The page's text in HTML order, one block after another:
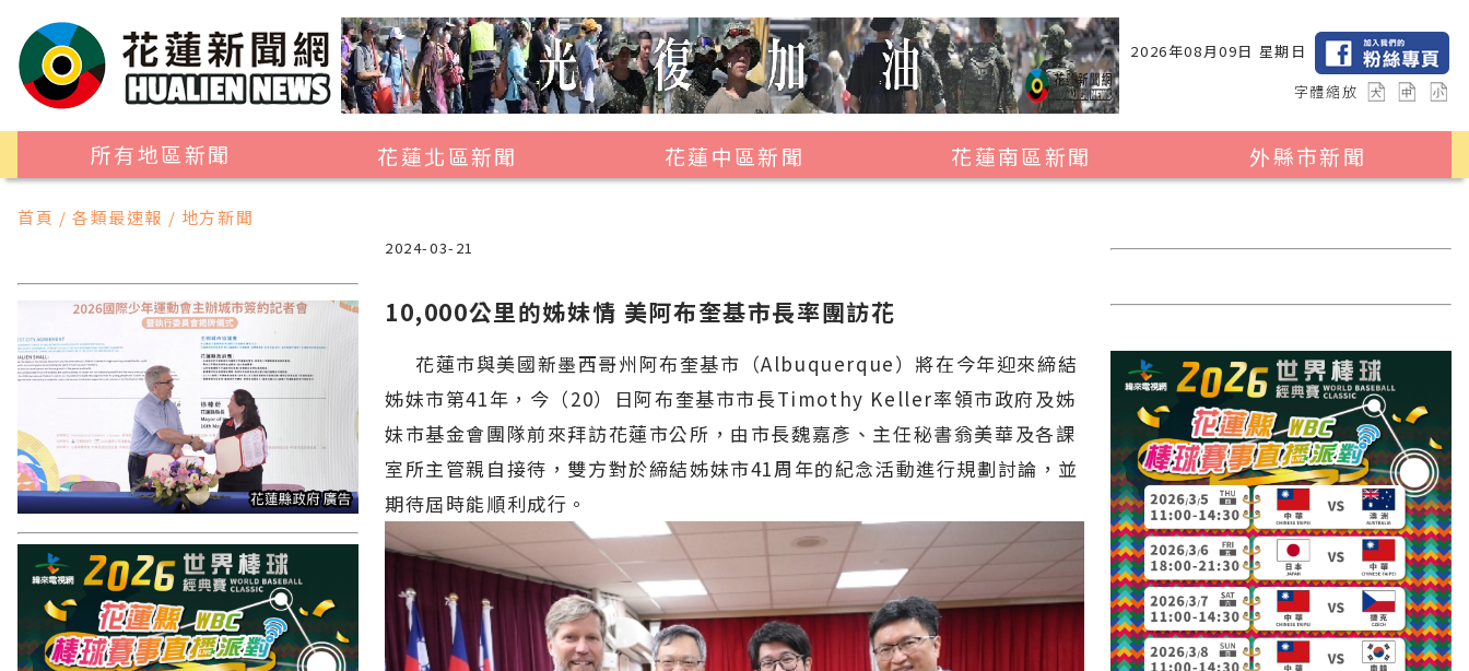
2026年08月09日 星期日
字體縮放
所有地區新聞
花蓮北區新聞
吉安鄉
秀林鄉
花蓮中區新聞
光復鄉
豐濱鄉
花蓮南區新聞
外縣市新聞
2024暑期夏令營專區
台中市
彰化縣
高雄市
國外報導
台東縣
關山鎮
苗栗縣
首頁 / 各類最速報 / 地方新聞
2024-03-21
10,000公里的姊妹情 美阿布奎基市長率團訪花
花蓮市與美國新墨西哥州阿布奎基市（Albuquerque）將在今年迎來締結
姊妹市第41年，今（20）日阿布奎基市市長Timothy Keller率領市政府及姊
妹市基金會團隊前來拜訪花蓮市公所，由市長魏嘉彥、主任秘書翁美華及各課
室所主管親自接待，雙方對於締結姊妹市41周年的紀念活動進行規劃討論，並
期待屆時能順利成行。